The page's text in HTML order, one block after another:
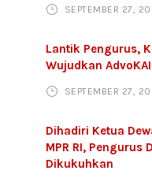
SEPTEMBER 27,
Lantik Pengurus,
Wujudkan
SEPTEMBER 27,
Dihadiri Ketua
MPR RI, Pengurus
Dikukuhkan